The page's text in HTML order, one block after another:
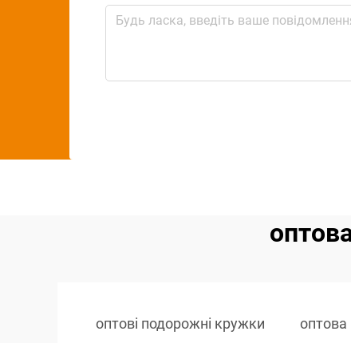
оптові подорожні кружки